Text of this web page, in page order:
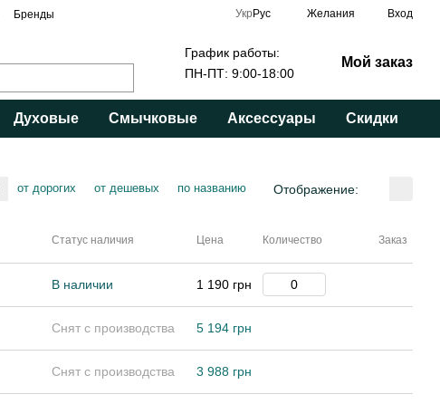
Бренды
Укр Рус Желания Вход
График работы:
ПН-ПТ: 9:00-18:00
Мой заказ
Духовые Смычковые Аксессуары Скидки
от дорогих от дешевых по названию Отображение:
Статус наличия Цена Количество Заказ
В наличии 1 190 грн
Снят с производства 5 194 грн
Снят с производства 3 988 грн